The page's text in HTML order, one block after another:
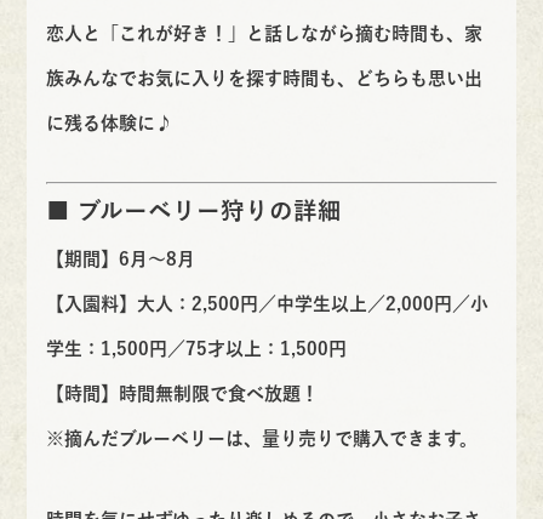
恋人と「これが好き！」と話しながら摘む時間も、家
族みんなでお気に入りを探す時間も、どちらも思い出
に残る体験に♪
■ ブルーベリー狩りの詳細
【期間】6月～8月
【入園料】大人：2,500円／中学生以上／2,000円／小
学生：1,500円／75才以上：1,500円
【時間】時間無制限で食べ放題！
※摘んだブルーベリーは、量り売りで購入できます。